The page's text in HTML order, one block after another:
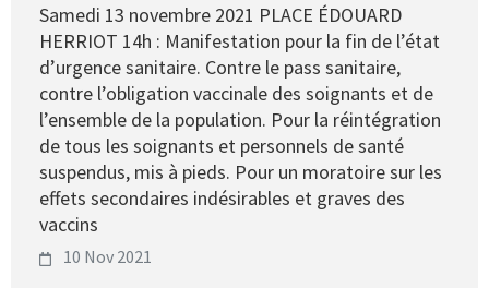
Samedi 13 novembre 2021 PLACE ÉDOUARD
HERRIOT 14h : Manifestation pour la fin de l’état
d’urgence sanitaire. Contre le pass sanitaire,
contre l’obligation vaccinale des soignants et de
l’ensemble de la population. Pour la réintégration
de tous les soignants et personnels de santé
suspendus, mis à pieds. Pour un moratoire sur les
effets secondaires indésirables et graves des
vaccins
10 Nov 2021